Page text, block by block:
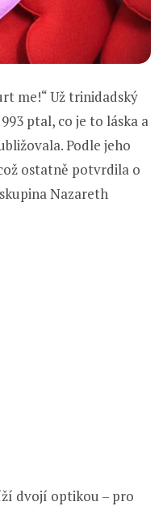
me!“ Už trinidadský
ptal, co je to láska a
Podle jeho
ostatně potvrdila o
Nazareth
dvojí optikou – pro